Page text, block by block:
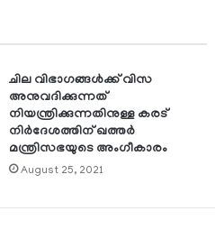
ചില വിഭാഗങ്ങള്‍ക്ക് വിസ
അനുവദിക്കുന്നത്
നിയന്ത്രിക്കുന്നതിനുള്ള കരട്
നിര്‍ദേശത്തിന് ഖത്തര്‍
മന്ത്രിസഭയുടെ അംഗീകാരം
August 25, 2021